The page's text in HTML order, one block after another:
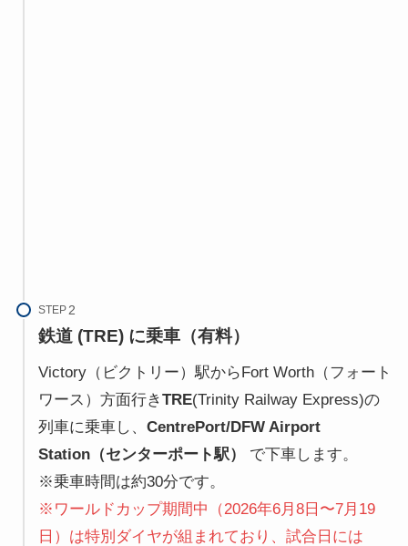
STEP
鉄道 (TRE) に乗車（有料）
Victory（ビクトリー）駅からFort Worth（フォート
ワース）方面行きTRE(Trinity Railway Express)の
列車に乗車し、 CentrePort/DFW Airport
Station（センターポート駅）
で下車します。
※乗車時間は約30分です。
※ワールドカップ期間中（2026年6月8日〜7月19
日）は特別ダイヤが組まれており、試合日には